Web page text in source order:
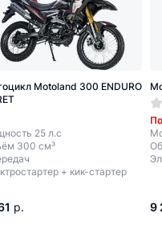
Motoland 300 ENDURO
25 л.с
300 см³
+ кик-стартер
р. 9